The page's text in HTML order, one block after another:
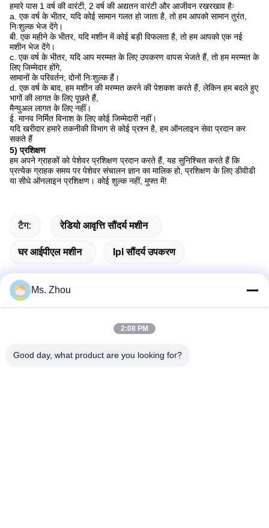
हमारे पास 1 वर्ष की वारंटी, 2 वर्ष की अद्यतन वारंटी और आजीवन रखरखाव हैः
a. एक वर्ष के भीतर, यदि कोई सामान गलत हो जाता है, तो हम आपको सामान तुरंत,
निःशुल्क भेज देंगे।
बी. एक महीने के भीतर, यदि मशीन में कोई बड़ी विफलता है, तो हम आपको एक नई
मशीन भेज देंगे।
c. एक वर्ष के भीतर, यदि आप मरम्मत के लिए उपकरण वापस भेजते हैं, तो हम मरम्मत के
लिए जिम्मेदार होंगे,
सामानों के परिवर्तन; दोनों निःशुल्क हैं।
d. एक वर्ष के बाद, हम मशीन की मरम्मत करने की पेशकश करते हैं, लेकिन हम बदले हुए
भागों की लागत के लिए पूछते हैं,
मैन्युअल लागत के लिए नहीं।
ई. मानव निर्मित विनाश के लिए कोई जिम्मेदारी नहीं।
यदि खरीदार हमारे तकनीकी विभाग से कोई प्रश्न है, हम ऑनलाइन सेवा प्रदान कर
सकते हैं
5) प्रशिक्षण
हम अपने ग्राहकों को पेशेवर प्रशिक्षण प्रदान करते हैं, यह सुनिश्चित करते हैं कि
प्रत्येक ग्राहक समय पर पेशेवर संचालन ज्ञान का मालिक हो, प्रशिक्षण के लिए डीवीडी
या सीधे ऑनलाइन प्रशिक्षण। कोई शुल्क नहीं, मुफ्त में!
टैग: रेडियो आवृत्ति सौंदर्य मशीन
घर आईपीएल मशीन Ipl सौंदर्य उपकरण
पता
Ms. Zhou
2:08 PM
Good day, what product are you looking for?